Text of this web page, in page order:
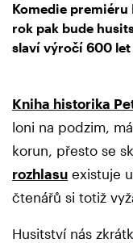
Komedie
rok pak bude
slaví výročí 600
Kniha historika
loni na podzim,
korun, přesto se
rozhlasu existuje
čtenářů si totiž
Husitství nás